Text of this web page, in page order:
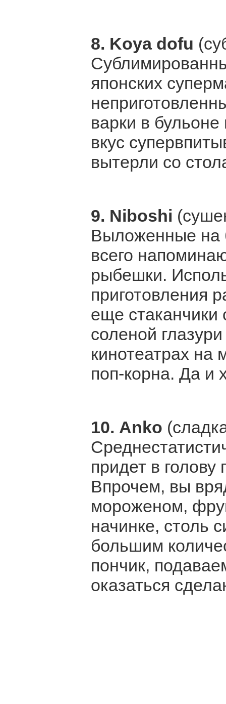
8. Koya dofu
японских
варки в бульоне
вкус
вытерли со
9. Niboshi
Выложенные на
всего
рыбешки.
приготовления
еще стаканчики
соленой
кинотеатрах на
поп-корна. Да и
10. Аnko
придет в
Впрочем, вы
мороженом,
начинке, столь
большим
пончик,
оказаться